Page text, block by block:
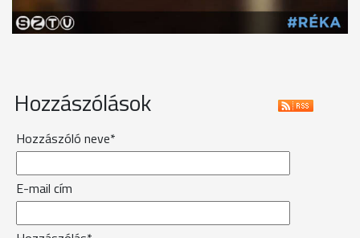
Hozzászólások
Hozzászóló neve*
E-mail cím